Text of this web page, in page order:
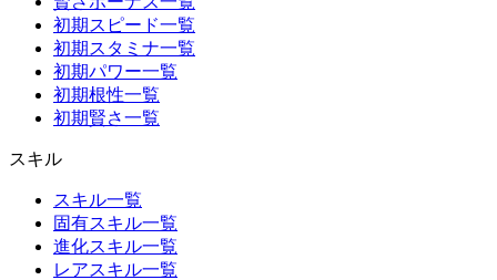
初期スピード一覧
初期スタミナ一覧
初期パワー一覧
初期根性一覧
初期賢さ一覧
スキル
スキル一覧
固有スキル一覧
進化スキル一覧
レアスキル一覧